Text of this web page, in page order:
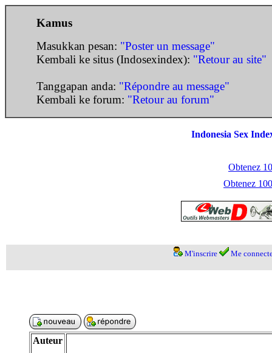
Kamus
Masukkan pesan: "Poster un message"
Kembali ke situs (Indosexindex): "Retour au site"
Tanggapan anda: "Répondre au message"
Kembali ke forum: "Retour au forum"
Indonesia Sex
Obtenez
Obtenez
M'inscrire Me
Auteur